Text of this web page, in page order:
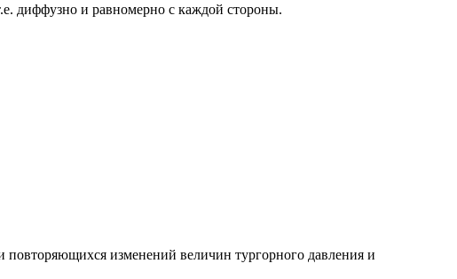
диффузно и равномерно с каждой стороны.
повторяющихся изменений величин тургорного давления и